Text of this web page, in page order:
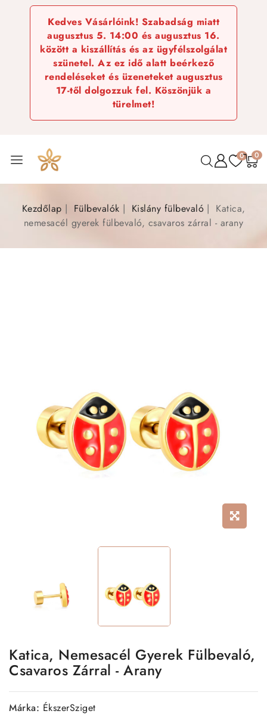
Kedves Vásárlóink! Szabadság miatt
augusztus 5. 14:00 és augusztus 16.
között a kiszállítás és az ügyfélszolgálat
szünetel. Az ez idő alatt beérkező
rendeléseket és üzeneteket augusztus
17-től dolgozzuk fel. Köszönjük a
türelmet!
0 0
Kezdőlap Fülbevalók Kislány fülbevaló
Katica,
nemesacél gyerek fülbevaló, csavaros zárral - arany
Katica, Nemesacél Gyerek Fülbevaló,
Csavaros Zárral - Arany
Márka: ÉkszerSziget